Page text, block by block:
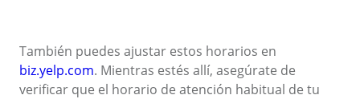
También puedes ajustar estos horarios en
biz.yelp.com. Mientras estés allí, asegúrate de
verificar que el horario de atención habitual de tu